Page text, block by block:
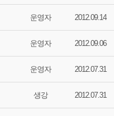
운영자 2012.09.14
운영자 2012.09.06
운영자 2012.07.31
생강 2012.07.31